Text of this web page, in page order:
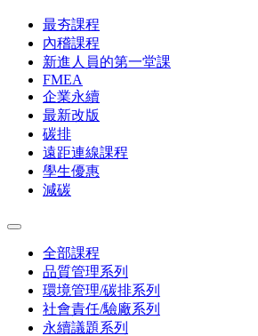
最夯課程
內稽課程
新進人員的第一堂課
FMEA
企業永續
最新改版
碳排
遠距連線課程
學生優惠
減碳
全部課程
品質管理系列
環境管理/碳排系列
社會責任/驗廠系列
永續議題系列